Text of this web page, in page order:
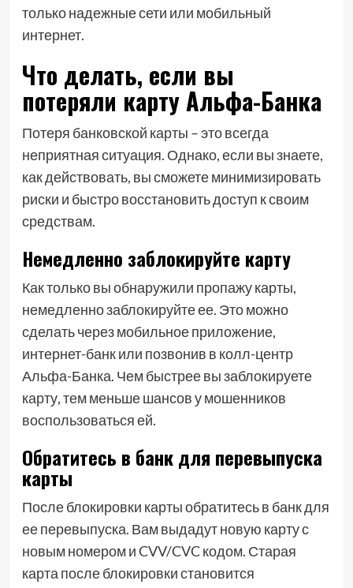
только надежные сети или мобильный
интернет.
Что делать, если вы
потеряли карту Альфа-Банка
Потеря банковской карты – это всегда
неприятная ситуация. Однако, если вы знаете,
как действовать, вы сможете минимизировать
риски и быстро восстановить доступ к своим
средствам.
Немедленно заблокируйте карту
Как только вы обнаружили пропажу карты,
немедленно заблокируйте ее. Это можно
сделать через мобильное приложение,
интернет-банк или позвонив в колл-центр
Альфа-Банка. Чем быстрее вы заблокируете
карту, тем меньше шансов у мошенников
воспользоваться ей.
Обратитесь в банк для перевыпуска
карты
После блокировки карты обратитесь в банк для
ее перевыпуска. Вам выдадут новую карту с
новым номером и CVV/CVC кодом. Старая
карта после блокировки становится